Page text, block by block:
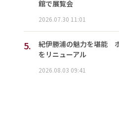
館で展覧会
2026.07.30 11:01
5.
紀伊勝浦の魅力を堪能
をリニューアル
2026.08.03 09:41